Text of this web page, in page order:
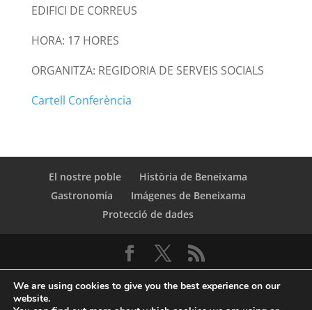
EDIFICI DE CORREUS
HORA: 17 HORES
ORGANITZA: REGIDORIA DE SERVEIS SOCIALS
Cartell Conferència
El nostre poble
Història de Beneixama
Gastronomía
Imágenes de Beneixama
Protecció de dades
We are using cookies to give you the best experience on our
website.